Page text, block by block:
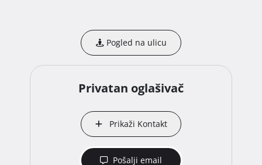
Pogled na ulicu
Privatan oglašivač
Prikaži Kontakt
Pošalji email